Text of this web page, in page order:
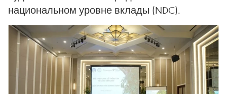
национальном уровне вклады (NDC).